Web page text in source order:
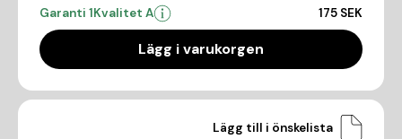
Garanti 1Kvalitet A 175 SEK
Lägg i varukorgen
Lägg till i önskelista